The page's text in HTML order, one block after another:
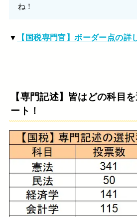
ね！
▼ 【国税専門官】ボーダー点の詳
【専門記述】皆はどの科目
ート！